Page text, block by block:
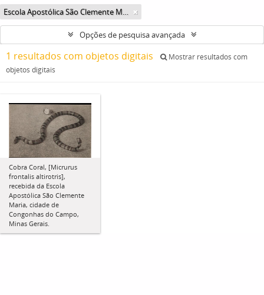
Escola Apostólica São Clemente Maria
Opções de pesquisa avançada
1 resultados com objetos digitais
Mostrar resultados com
objetos digitais
Cobra Coral, [Micrurus
frontalis altirotris],
recebida da Escola
Apostólica São Clemente
Maria, cidade de
Congonhas do Campo,
Minas Gerais.